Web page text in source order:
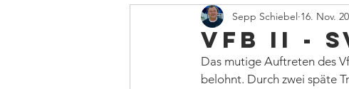
VfB II -
Sepp Schiebel 16. Nov.
Das mutige Auftreten des
belohnt. Durch zwei späte